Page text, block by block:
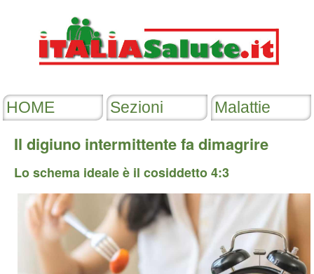
Il digiuno intermittente fa dimagrire
Lo schema ideale è il cosiddetto 4:3